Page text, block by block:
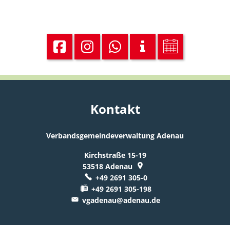
Kontakt
Verbandsgemeindeverwaltung Adenau
Kirchstraße 15-19
53518 Adenau
+49 2691 305-0
+49 2691 305-198
vgadenau@adenau.de